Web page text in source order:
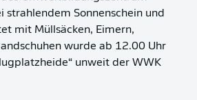
strahlendem Sonnenschein und
mit Müllsäcken, Eimern,
wurde ab 12.00 Uhr
unweit der WWK